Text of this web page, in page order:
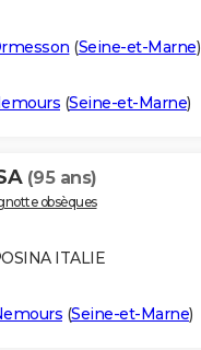
(Seine-et-Marne)
(Seine-et-Marne)
(95 ans)
obsèques
ITALIE
(Seine-et-Marne)